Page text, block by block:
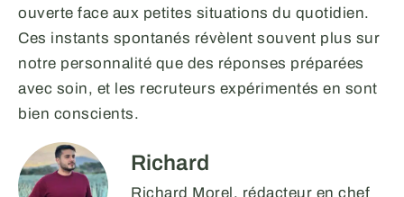
ouverte face aux petites situations du quotidien.
Ces instants spontanés révèlent souvent plus sur
notre personnalité que des réponses préparées
avec soin, et les recruteurs expérimentés en sont
bien conscients.
Richard
Richard Morel, rédacteur en chef